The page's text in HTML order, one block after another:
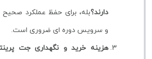
دارند؟بله، برای حفظ عملکرد صحیح
و سرویس دوره ای ضروری است.
هزینه خرید و نگهداری جت